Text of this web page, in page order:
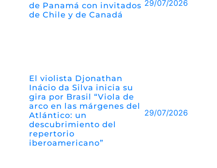
de Panamá con invitados
de Chile y de Canadá
29/07/2026
El violista Djonathan
Inácio da Silva inicia su
gira por Brasil “Viola de
arco en las márgenes del
Atlántico: un
descubrimiento del
repertorio
iberoamericano”
29/07/2026